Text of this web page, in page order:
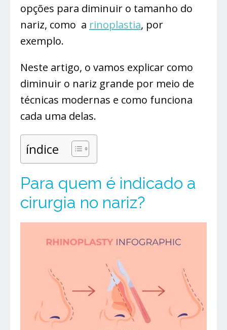
opções para diminuir o tamanho do
nariz, como a rinoplastia, por
exemplo.
Neste artigo, o vamos explicar como
diminuir o nariz grande por meio de
técnicas modernas e como funciona
cada uma delas.
índice
Para quem é indicado a
cirurgia no nariz?